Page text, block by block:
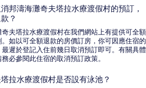
邦濤海灘奇夫塔拉水療渡假村的預訂，
？
夫塔拉水療渡假村在我們網站上有提供可全額
如以可全額退款的房價訂房，你可因應住宿的
遲於登記入住前幾日取消預訂即可。有關具體
必參閱此住宿的取消預訂政策。
拉水療渡假村是否設有泳池？